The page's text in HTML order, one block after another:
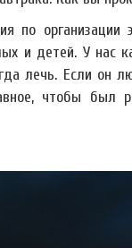
организации
и детей. У
лечь. Если он
чтобы был